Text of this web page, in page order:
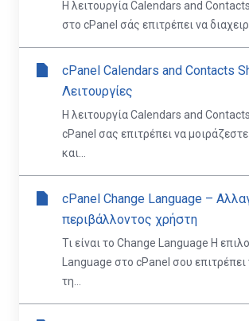
Η λειτουργία Calendars and
στο cPanel σάς επιτρέπει να
cPanel Calendars and Contacts
Λειτουργίες
Η λειτουργία Calendars and
cPanel σας επιτρέπει να
και...
cPanel Change Language –
περιβάλλοντος χρήστη
Τι είναι το Change Language Η
Language στο cPanel σου επιτρέπει
τη...